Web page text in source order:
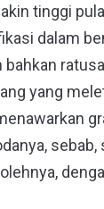
tinggi
dalam
yang
sebab,